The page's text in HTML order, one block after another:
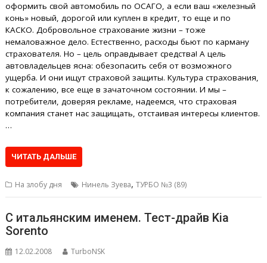
оформить свой автомобиль по ОСАГО, а если ваш «железный
конь» новый, дорогой или куплен в кредит, то еще и по
КАСКО. Добровольное страхование жизни – тоже
немаловажное дело. Естественно, расходы бьют по карману
страхователя. Но – цель оправдывает средства! А цель
автовладельцев ясна: обезопасить себя от возможного
ущерба. И они ищут страховой защиты. Культура страхования,
к сожалению, все еще в зачаточном состоянии. И мы –
потребители, доверяя рекламе, надеемся, что страховая
компания станет нас защищать, отстаивая интересы клиентов.
…
ЧИТАТЬ ДАЛЬШЕ
На злобу дня Нинель Зуева,ТУРБО №3 (89)
С итальянским именем. Тест-драйв Kia
Sorento
12.02.2008 TurboNSK